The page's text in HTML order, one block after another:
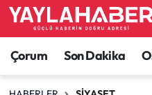
Çorum Son Dakika
Alaca Haberleri
Bayat Haberleri
Çorum Nöbetçi
Çorum Hava Durumu